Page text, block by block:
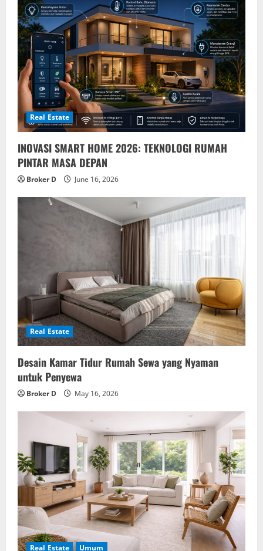
Real Estate
INOVASI SMART HOME 2026: TEKNOLOGI RUMAH
PINTAR MASA DEPAN
Broker D June 16, 2026
Real Estate
Desain Kamar Tidur Rumah Sewa yang Nyaman
untuk Penyewa
Broker D May 16, 2026
Real Estate Umum